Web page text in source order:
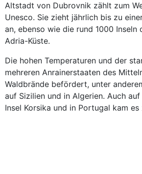
Altstadt von Dubrovnik zählt zum
Unesco. Sie zieht jährlich bis zu
an, ebenso wie die rund 1000 Inseln
Adria-Küste.
Die hohen Temperaturen und der
mehreren Anrainerstaaten des
Waldbrände befördert, unter
auf Sizilien und in Algerien. Auch
Insel Korsika und in Portugal kam es